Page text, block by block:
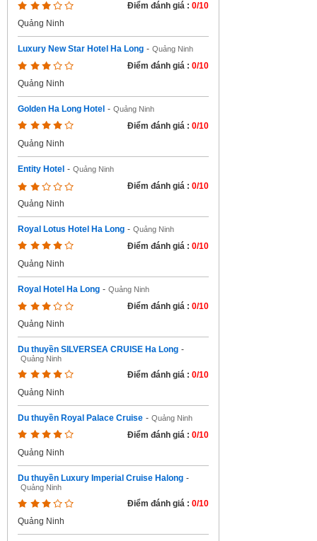
Điểm đánh giá : 0/10
Quảng Ninh
Luxury New Star Hotel Ha Long - Quảng Ninh
Điểm đánh giá : 0/10
Quảng Ninh
Golden Ha Long Hotel - Quảng Ninh
Điểm đánh giá : 0/10
Quảng Ninh
Entity Hotel - Quảng Ninh
Điểm đánh giá : 0/10
Quảng Ninh
Royal Lotus Hotel Ha Long - Quảng Ninh
Điểm đánh giá : 0/10
Quảng Ninh
Royal Hotel Ha Long - Quảng Ninh
Điểm đánh giá : 0/10
Quảng Ninh
Du thuyền SILVERSEA CRUISE Ha Long -
Quảng Ninh
Điểm đánh giá : 0/10
Quảng Ninh
Du thuyền Royal Palace Cruise - Quảng Ninh
Điểm đánh giá : 0/10
Quảng Ninh
Du thuyền Luxury Imperial Cruise Halong -
Quảng Ninh
Điểm đánh giá : 0/10
Quảng Ninh